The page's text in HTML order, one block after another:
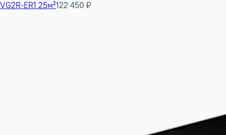
VG2R-ER1 25м²122 450 ₽